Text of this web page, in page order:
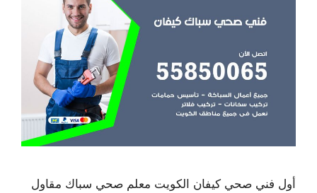
أول فني صحي كيفان الكويت معلم صحي سباك مقاول